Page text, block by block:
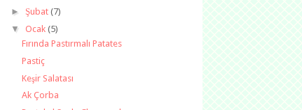
► Şubat (7)
▼ Ocak (5)
Fırında Pastırmalı Patates
Pastiç
Keşir Salatası
Ak Çorba